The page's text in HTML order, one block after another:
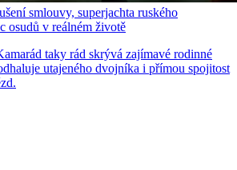
smlouvy, superjachta ruského
osudů v reálném životě
taky rád skrývá zajímavé rodinné
utajeného dvojníka i přímou spojitost